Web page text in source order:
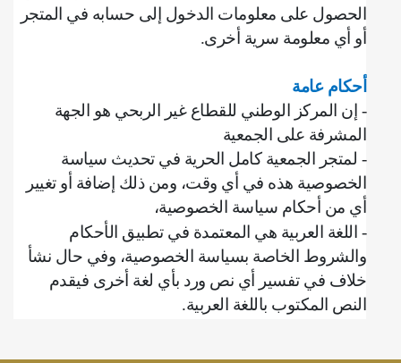
الحصول على معلومات الدخول إلى حسابه في المتجر
أو أي معلومة سرية أخرى .
أحكام عامة
‌‌- إن المركز الوطني للقطاع غير الربحي هو الجهة
المشرفة على الجمعية
- لمتجر الجمعية كامل الحرية في تحديث سياسة
الخصوصية هذه في أي وقت، ومن ذلك إضافة أو تغيير
أي من أحكام سياسة الخصوصية،
- اللغة العربية هي المعتمدة في تطبيق الأحكام
والشروط الخاصة بسياسة الخصوصية، وفي حال نشأ
خلاف في تفسير أي نص ورد بأي لغة أخرى فيقدم
النص المكتوب باللغة العربية.